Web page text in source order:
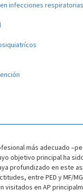
infecciones
más adecuado
objetivo principal ha
profundizado en este
entre PED y MF/
en AP